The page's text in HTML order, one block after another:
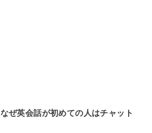
なぜ英会話が初めての人はチャット